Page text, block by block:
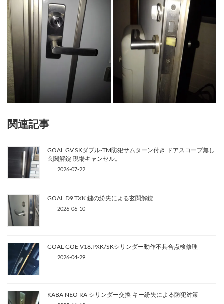
関連記事
GOAL GV.SKダブル-TM防犯サムターン付き ドアスコープ無し
玄関解錠 現場キャンセル。
2026-07-22
GOAL D9.TXK 鍵の紛失による玄関解錠
2026-06-10
GOAL GOE V18.PXK/SKシリンダー動作不具合点検修理
2026-04-29
KABA NEO RA シリンダー交換 キー紛失による防犯対策